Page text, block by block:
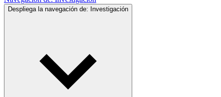
Despliega la navegación de: Investigación